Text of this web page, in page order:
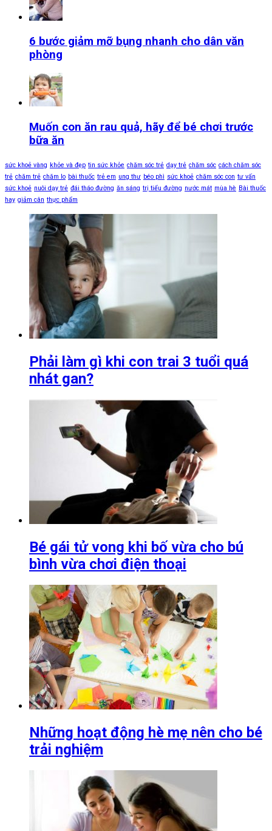
6 bước giảm mỡ bụng nhanh cho dân văn
phòng
Muốn con ăn rau quả, hãy để bé chơi trước
bữa ăn
sức khoẻ vàng khỏe và đẹp tin sức khỏe chăm sóc trẻ dạy trẻ chăm sóc cách chăm sóc
trẻ chăm trẻ chăm lo bài thuốc trẻ em ung thư béo phì sức khoẻ chăm sóc con tư vấn
sức khoẻ nuôi dạy trẻ đái tháo đường ăn sáng trị tiểu đường nước mát mùa hè Bài thuốc
hay giảm cân thực phẩm
Phải làm gì khi con trai 3 tuổi quá
nhát gan?
Bé gái tử vong khi bố vừa cho bú
bình vừa chơi điện thoại
Những hoạt động hè mẹ nên cho bé
trải nghiệm